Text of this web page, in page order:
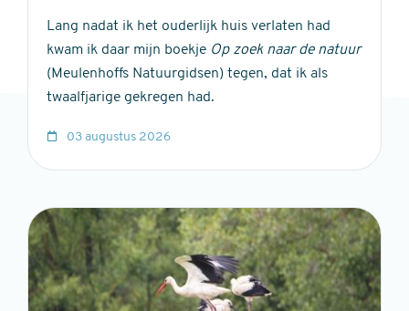
Lang nadat ik het ouderlijk huis verlaten had
kwam ik daar mijn boekje Op zoek naar de natuur
(Meulenhoffs Natuurgidsen) tegen, dat ik als
twaalfjarige gekregen had.
03 augustus 2026